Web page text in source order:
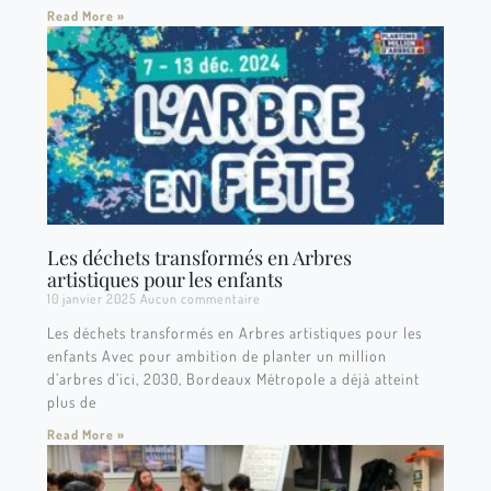
Read More »
Les déchets transformés en Arbres
artistiques pour les enfants
10 janvier 2025 Aucun commentaire
Les déchets transformés en Arbres artistiques pour les
enfants Avec pour ambition de planter un million
d’arbres d’ici, 2030, Bordeaux Métropole a déjà atteint
plus de
Read More »